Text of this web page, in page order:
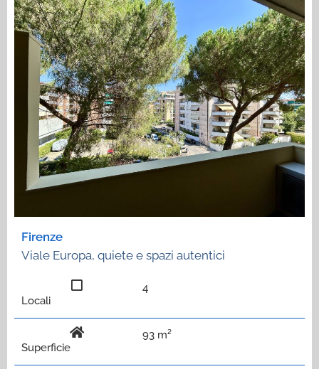
Firenze
Viale Europa, quiete e spazi autentici
Locali
4
Superficie
93 m²